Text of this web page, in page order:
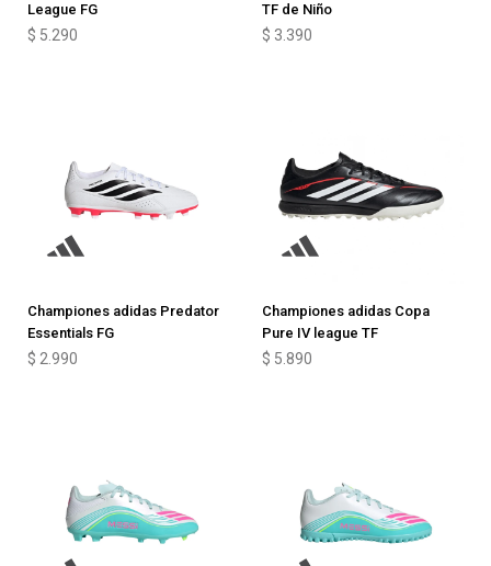
League FG
$ 5.290
TF de Niño
$ 3.390
Championes adidas Predator
Essentials FG
$ 2.990
Championes adidas Copa
Pure IV league TF
$ 5.890